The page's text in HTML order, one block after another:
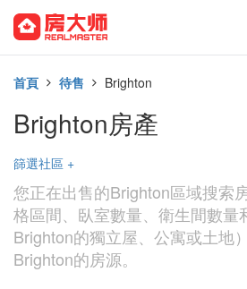
首頁 待售 Brighton
Brighton房產
篩選社區 +
您正在出售的Brighton區域搜索
格區間、臥室數量、衛生間數量
Brighton的獨立屋、公寓或土地
Brighton的房源。